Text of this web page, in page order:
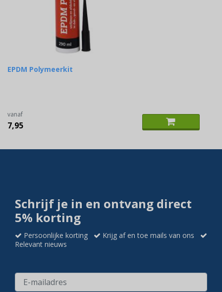
EPDM Polymeerkit
vanaf
7,95
Schrijf je in en ontvang direct
5% korting
Persoonlijke korting
Krijg af en toe mails van ons
Relevant nieuws